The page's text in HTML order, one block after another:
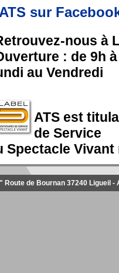
sur
nous à
: de 9h
au Vendredi
ATS est
de Service
Spectacle Vivant
Route de Bournan 37240 Ligueil -